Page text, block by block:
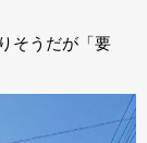
そうだが「要